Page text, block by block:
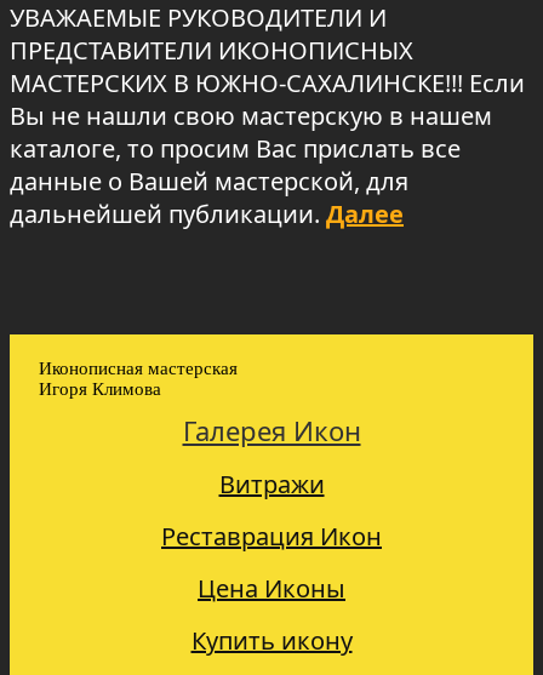
УВАЖАЕМЫЕ РУКОВОДИТЕЛИ И
ПРЕДСТАВИТЕЛИ ИКОНОПИСНЫХ
МАСТЕРСКИХ В ЮЖНО-САХАЛИНСКЕ!!! Если
Вы не нашли свою мастерскую в нашем
каталоге, то просим Вас прислать все
данные о Вашей мастерской, для
дальнейшей публикации. Далее
Иконописная мастерская
Игоря Климова
Галерея Икон
Витражи
Реставрация Икон
Цена Иконы
Купить икону